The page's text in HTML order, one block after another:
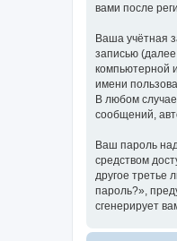
вами после
Ваша учётная
записью
компьютерной
имени
В любом
сообщений,
Ваш пароль
средством
другое третье
пароль?»,
сгенерирует